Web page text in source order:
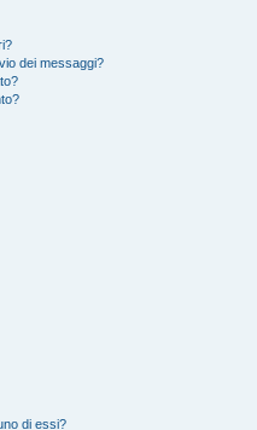
dei messaggi?
di essi?